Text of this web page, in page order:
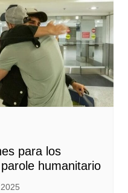
para los
humanitario